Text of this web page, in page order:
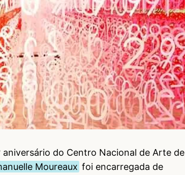
aniversário do Centro Nacional de Arte de
Moureaux foi encarregada de